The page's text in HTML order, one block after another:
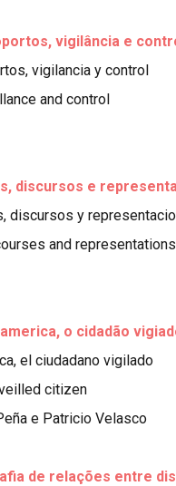
vigilância e
vigilancia y control
and control
discursos e
discursos y
and
o cidadão
el ciudadano vigilado
citizen
e Patricio Velasco
de relações entre